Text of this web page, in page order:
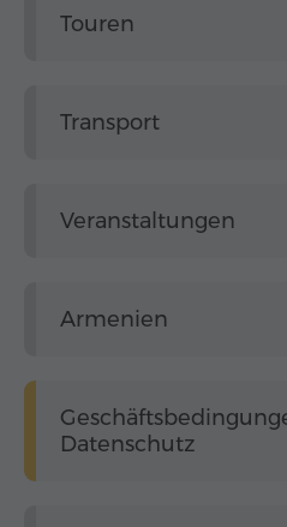
Touren
Transport
Veranstaltungen
Armenien
Datenschutz